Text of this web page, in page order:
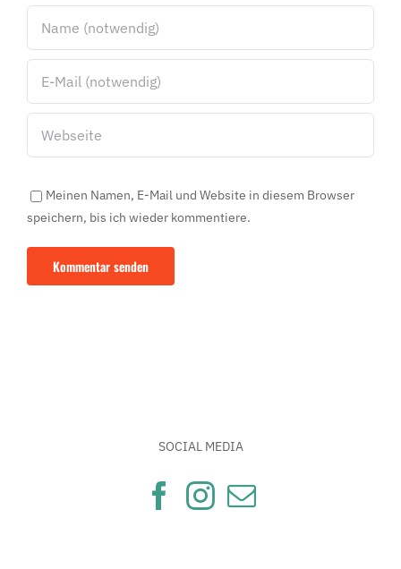
Meinen Namen, E-Mail und Website in diesem Browser
speichern, bis ich wieder kommentiere.
SOCIAL MEDIA